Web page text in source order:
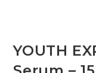
YOUTH